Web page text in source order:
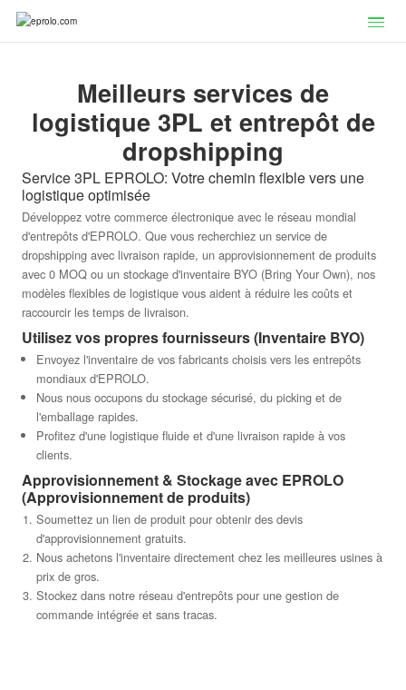
Meilleurs services de
logistique 3PL et entrepôt de
dropshipping
Service 3PL EPROLO: Votre chemin flexible vers une
logistique optimisée
Développez votre commerce électronique avec le réseau mondial
d'entrepôts d'EPROLO. Que vous recherchiez un service de
dropshipping avec livraison rapide, un approvisionnement de produits
avec 0 MOQ ou un stockage d'inventaire BYO (Bring Your Own), nos
modèles flexibles de logistique vous aident à réduire les coûts et
raccourcir les temps de livraison.
Utilisez vos propres fournisseurs (Inventaire BYO)
Envoyez l'inventaire de vos fabricants choisis vers les entrepôts
mondiaux d'EPROLO.
Nous nous occupons du stockage sécurisé, du picking et de
l'emballage rapides.
Profitez d'une logistique fluide et d'une livraison rapide à vos
clients.
Approvisionnement & Stockage avec EPROLO
(Approvisionnement de produits)
Soumettez un lien de produit pour obtenir des devis
d'approvisionnement gratuits.
Nous achetons l'inventaire directement chez les meilleures usines à
prix de gros.
Stockez dans notre réseau d'entrepôts pour une gestion de
commande intégrée et sans tracas.